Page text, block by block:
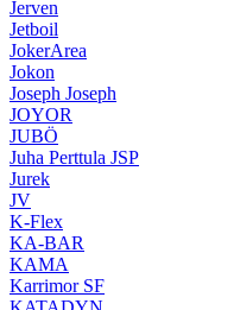
Jerven
Jetboil
JokerArea
Jokon
Joseph Joseph
JOYOR
JUBÖ
Juha Perttula JSP
Jurek
JV
K-Flex
KA-BAR
KAMA
Karrimor SF